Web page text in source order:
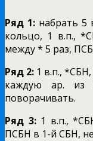
Ряд 1: набрать
кольцо, 1 в.п.,
между * 5 раз,
Ряд 2: 1 в.п.,
каждую ар.
поворачивать.
Ряд 3:1 в.п.,
ПСБН в 1-й СБН,